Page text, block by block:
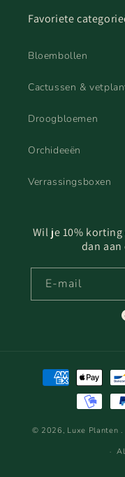
Favoriete
Bloembollen
Cactussen &
Droogbloemen
Orchideeën
Verrassingsboxen
Wil je 10%
dan
E‑mail
Betaalmethoden
© 2026, Luxe Planten .